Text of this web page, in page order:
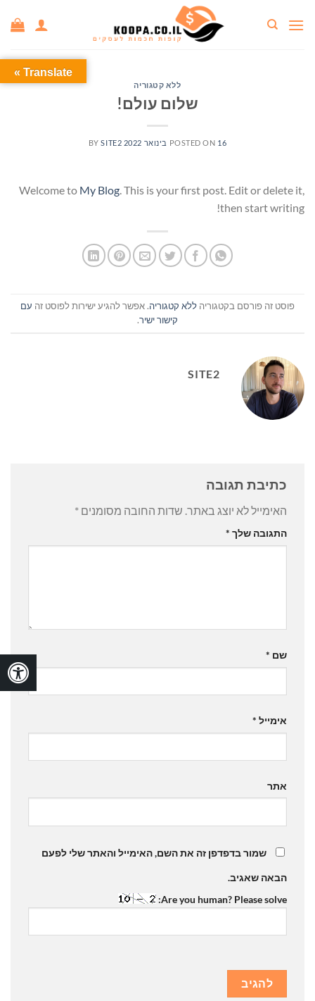
ללא קטגוריה
שלום עולם!
POSTED ON 16 בינואר 2022 BYSITE2
Welcome to My Blog . This is your first post. Edit or delete it,
then start writing!
פוסט זה פורסם בקטגוריה ללא קטגוריה. אפשר להגיע ישירות לפוסט זה עם
קישור ישיר.
SITE2
כתיבת תגובה
האימייל לא יוצג באתר. שדות החובה מסומנים *
התגובה שלך *
שם *
אימייל *
אתר
שמור בדפדפן זה את השם, האימייל והאתר שלי לפעם
הבאה שאגיב.
Are you human? Please solve:
Translate »